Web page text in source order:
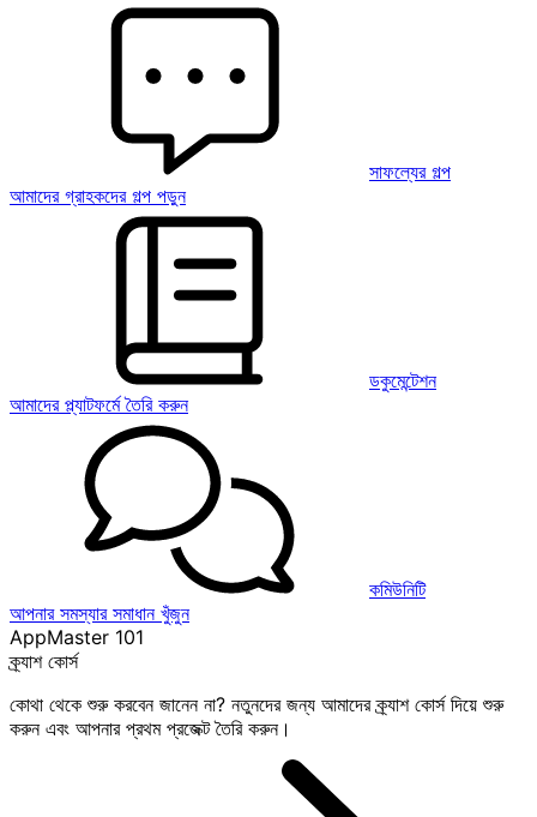
সাফল্যের গল্প
আমাদের গ্রাহকদের গল্প পড়ুন
ডকুমেন্টেশন
আমাদের প্ল্যাটফর্মে তৈরি করুন
কমিউনিটি
আপনার সমস্যার সমাধান খুঁজুন
AppMaster 101
ক্র্যাশ কোর্স
কোথা থেকে শুরু করবেন জানেন না? নতুনদের জন্য আমাদের ক্র্যাশ কোর্স দিয়ে শুরু
করুন এবং আপনার প্রথম প্রজেক্ট তৈরি করুন।